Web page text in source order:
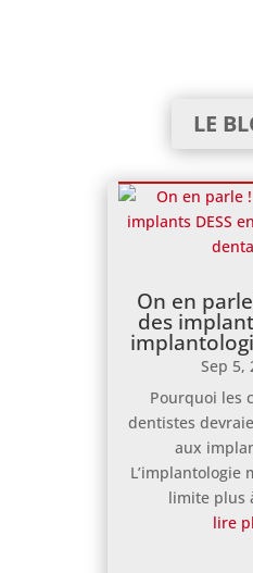
LE
On en
des
Sep 5,
Pourquoi les
dentistes
aux
L’implantologie
limite plus
lire